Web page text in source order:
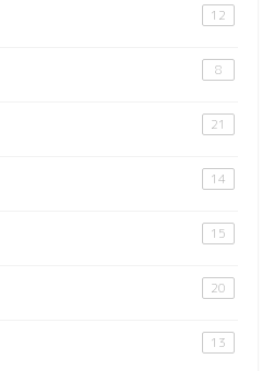
12
8
21
14
15
20
13